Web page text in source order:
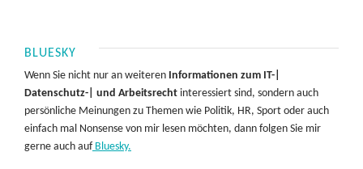
BLUESKY
Wenn Sie nicht nur an weiteren Informationen zum IT-|
Datenschutz-| und Arbeitsrecht interessiert sind, sondern auch
persönliche Meinungen zu Themen wie Politik, HR, Sport oder auch
einfach mal Nonsense von mir lesen möchten, dann folgen Sie mir
gerne auch aufBluesky.